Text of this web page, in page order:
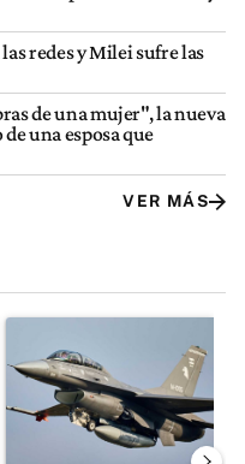
redes y Milei sufre las
de una mujer", la nueva
una esposa que
VER MÁS
más comentarios en los
"Murió Jorge Messi, el
Un artículo de tendencia con